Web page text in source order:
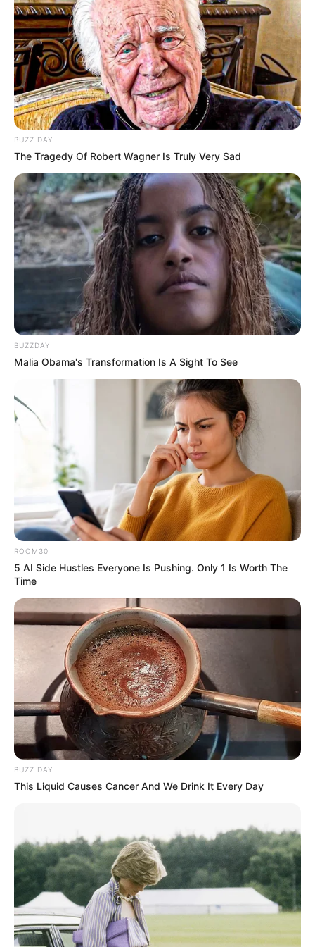
20:47 / 05 Avqust 2026
Təcili! İsrail hərəkətə keçdi -Bu ölkə
BOMBALANIR
152 0 0
19:59 / 05 Avqust 2026 ŞOU-BİZNES
"Paltarımı nə hədiyyə edirəm, nə də
satıram" — Aygün Kazımova ilə müsahibə
0
19:49 / 05 Avqust 2026
Mingəçevirdə kanalda batan
yeniyetmənin axtarışları aparılır- VİDEO
19:46 / 05 Avqust 2026 SİYASƏT
BUZZ DAY
The Tragedy Of Robert Wagner Is Truly Very Sad
BUZZDAY
Malia Obama's Transformation Is A Sight To See
ROOM30
5 AI Side Hustles Everyone Is Pushing. Only 1 Is Worth The
Time
BUZZ DAY
This Liquid Causes Cancer And We Drink It Every Day